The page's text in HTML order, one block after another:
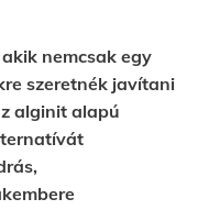
nemcsak egy
szeretnék javítani
alginit alapú